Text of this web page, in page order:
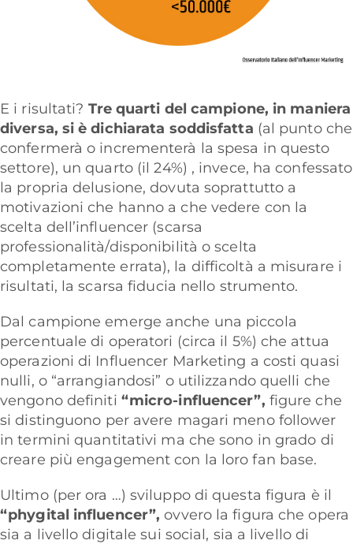
E i risultati? Tre quarti del campione, in maniera
diversa, si è dichiarata soddisfatta (al punto che
confermerà o incrementerà la spesa in questo
settore), un quarto (il 24%) , invece, ha confessato
la propria delusione, dovuta soprattutto a
motivazioni che hanno a che vedere con la
scelta dell’influencer (scarsa
professionalità/disponibilità o scelta
completamente errata), la difficoltà a misurare i
risultati, la scarsa fiducia nello strumento.
Dal campione emerge anche una piccola
percentuale di operatori (circa il 5%) che attua
operazioni di Influencer Marketing a costi quasi
nulli, o “arrangiandosi” o utilizzando quelli che
vengono definiti “micro-influencer”, figure che
si distinguono per avere magari meno follower
in termini quantitativi ma che sono in grado di
creare più engagement con la loro fan base.
Ultimo (per ora …) sviluppo di questa figura è il
“phygital influencer”, ovvero la figura che opera
sia a livello digitale sui social, sia a livello di